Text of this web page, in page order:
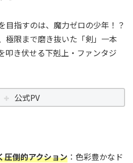
目指すのは、魔力ゼロの少年！？
極限まで磨き抜いた「剣」一本
叩き伏せる下剋上・ファンタジ
公式PV
圧倒的アクション ：色彩豊かなド